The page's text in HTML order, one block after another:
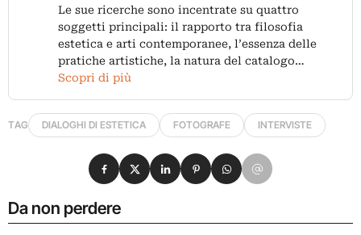
Le sue ricerche sono incentrate su quattro
soggetti principali: il rapporto tra filosofia
estetica e arti contemporanee, l’essenza delle
pratiche artistiche, la natura del catalogo…
Scopri di più
TAG DIALOGHI DI ESTETICA FOTOGRAFE INTERVISTE
Da non perdere
Condividi su Facebook
Condividi su X
Condividi su LinkedIn
Condividi su Pinterest
Condividi su WhatsApp
Condividi su Email